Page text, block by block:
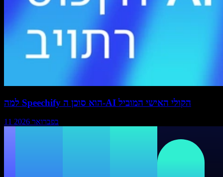
למה Speechify הוא סוכן ה-AI הקולי האישי המוביל
11 בפברואר 2026